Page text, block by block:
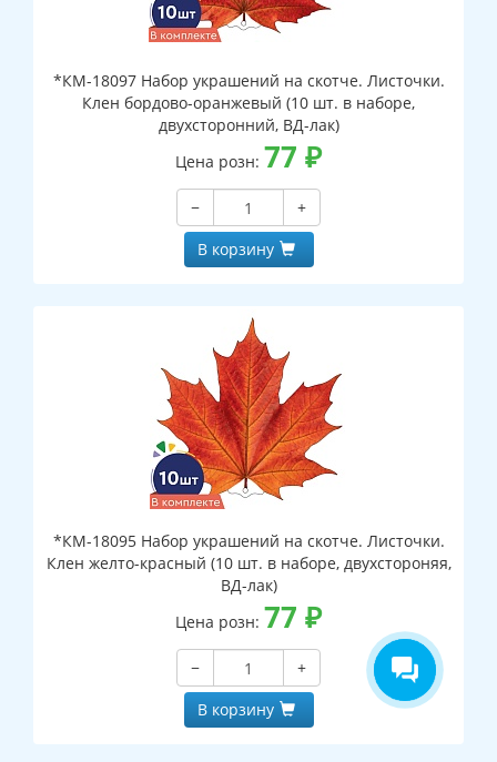
*КМ-18097 Набор украшений на скотче. Листочки.
Клен бордово-оранжевый (10 шт. в наборе,
двухсторонний, ВД-лак)
Цена розн: 77 ₽
−
+
В корзину
*КМ-18095 Набор украшений на скотче. Листочки.
Клен желто-красный (10 шт. в наборе, двухстороняя,
ВД-лак)
Цена розн: 77 ₽
−
+
В корзину